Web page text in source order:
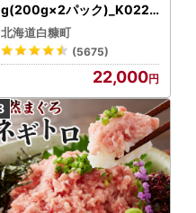
g(200g×2パック)_K022-
1676
北海道白糠町
(5675)
22,000